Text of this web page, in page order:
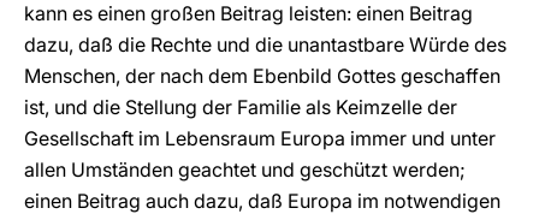
kann es einen großen Beitrag leisten: einen Beitrag
dazu, daß die Rechte und die unantastbare Würde des
Menschen, der nach dem Ebenbild Gottes geschaffen
ist, und die Stellung der Familie als Keimzelle der
Gesellschaft im Lebensraum Europa immer und unter
allen Umständen geachtet und geschützt werden;
einen Beitrag auch dazu, daß Europa im notwendigen